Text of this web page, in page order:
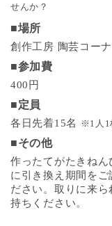
せんか？
■場所
創作工房 陶芸コー
■参加費
400円
■定員
各日先着15名 ※1人1
■その他
作ったてがたきね
に引き換え期間をご
ださい。取りに来
持ちください。